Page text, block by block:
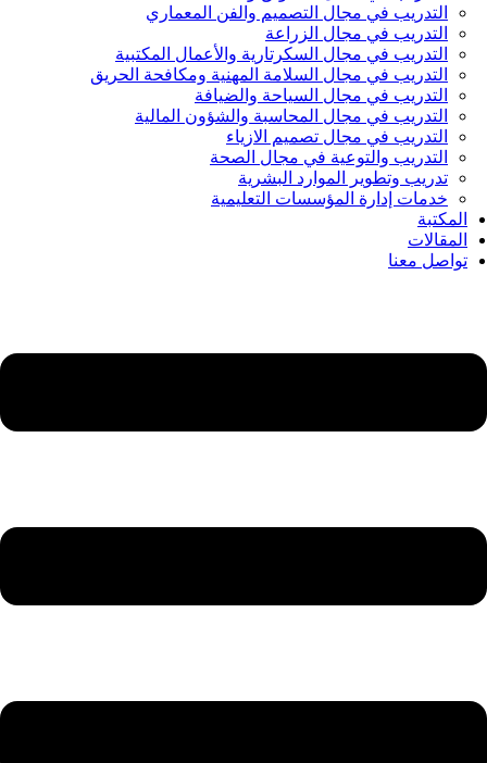
التدريب في مجال التصميم والفن المعماري
التدريب في مجال الزراعة
التدريب في مجال السكرتارية والأعمال المكتبية
التدريب في مجال السلامة المهنية ومكافحة الحريق
التدريب في مجال السياحة والضيافة
التدريب في مجال المحاسبة والشؤون المالية
التدريب في مجال تصميم الازياء
التدريب والتوعية في مجال الصحة
تدريب وتطوير الموارد البشرية
خدمات إدارة المؤسسات التعليمية
المكتبة
المقالات
تواصل معنا